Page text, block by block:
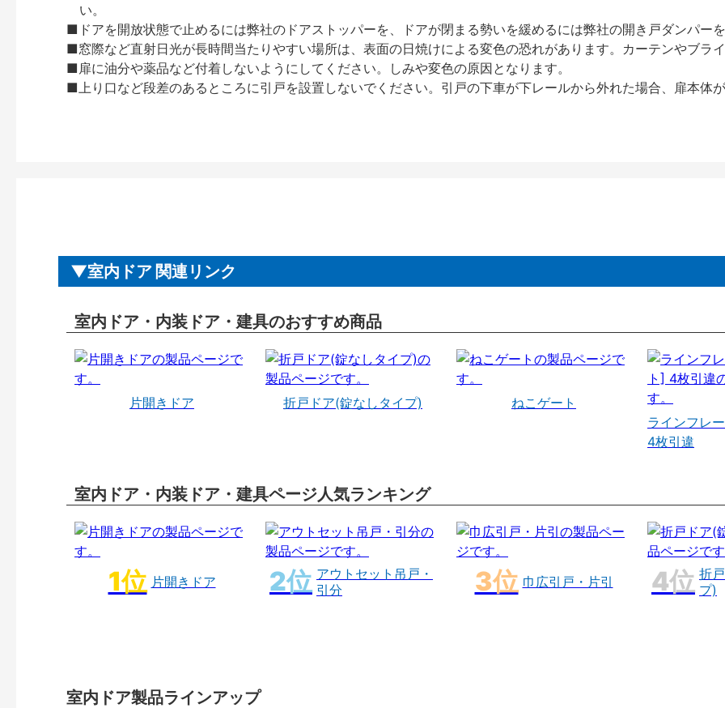
い。
■ドアを開放状態で止めるには弊社のドアストッパーを、ドアが閉まる勢いを緩めるには弊社の開き戸ダンパーを
■窓際など直射日光が長時間当たりやすい場所は、表面の日焼けによる変色の恐れがあります。カーテンやブラ
■扉に油分や薬品など付着しないようにしてください。しみや変色の原因となります。
■上り口など段差のあるところに引戸を設置しないでください。引戸の下車が下レールから外れた場合、扉本体
室内ドア 関連リンク
室内ドア・内装ドア・建具のおすすめ商品
片開きドア 折戸ドア(錠なしタイプ)
ねこゲート
ラインフレ
4枚引違
室内ドア・内装ドア・建具ページ人気ランキング
片開きドア
アウトセット吊戸・
引分
巾広引戸・片引
折
プ)
室内ドア製品ラインアップ